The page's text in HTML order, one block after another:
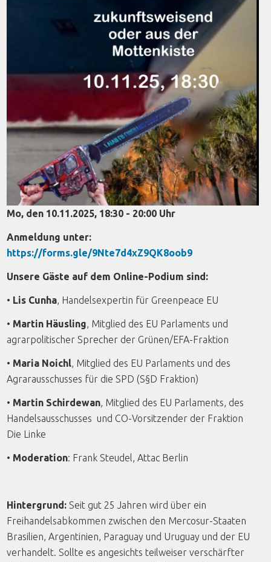
Mo, den 10.11.2025, 18:30 - 20:00 Uhr
Anmeldung unter:
https://forms.gle/9Nte7d4xZ9QK8oob9
Unsere Gäste auf dem Online-Podium sind:
• Lis Cunha, Handelsexpertin für Greenpeace EU
• Martin Häusling, Mitglied des EU Parlaments und
agrarpolitischer Sprecher der Grünen/EFA-Fraktion
• Maria Noichl, Mitglied des EU Parlaments und des
Agrarausschusses für die SPD (S§D Fraktion)
• Martin Schirdewan, Mitglied des EU Parlaments, des
Handelsausschusses und CO-Vorsitzender der Fraktion
Die Linke
• Moderation: Frank Steudel, Attac Berlin
Hintergrund: Seit gut 25 Jahren wird über ein
Freihandelsabkommen zwischen den Mercosur-Staaten
Brasilien, Argentinien, Paraguay und Uruguay und der EU
verhandelt. Sollte es angesichts teilweiser verschärfter